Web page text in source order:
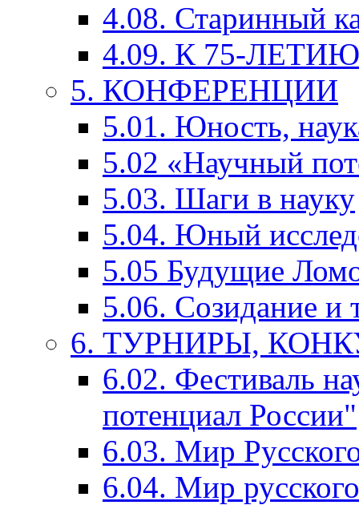
4.08. Старинный
4.09. К 75-
5. КОНФЕРЕНЦИИ
5.01. Юность,
5.02 «Научный
5.03. Шаги в науку
5.04. Юный
5.05 Будущие
5.06. Созидание и
6. ТУРНИРЫ,
6.02. Фестиваль
потенциал России"
6.03. Мир
6.04. Мир